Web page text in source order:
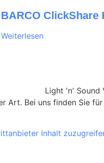
BARCO ClickShare
Weiterlesen
Art. Bei uns finden Sie
Inhalt